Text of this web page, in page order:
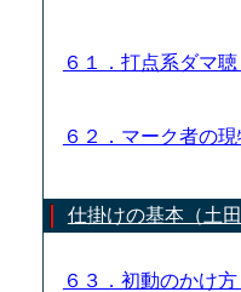
６１．打点系ダマ
６２．マーク者の
仕掛けの基本（土
６３．初動のかけ